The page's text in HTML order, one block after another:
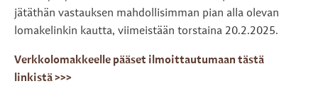
jätäthän vastauksen mahdollisimman pian alla olevan
lomakelinkin kautta, viimeistään torstaina 20.2.2025.
Verkkolomakkeelle pääset ilmoittautumaan tästä
linkistä >>>